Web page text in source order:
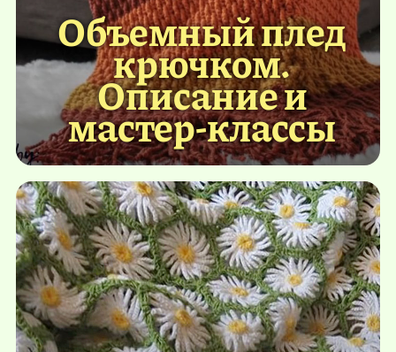
Объемный плед
крючком.
Описание и
мастер-классы